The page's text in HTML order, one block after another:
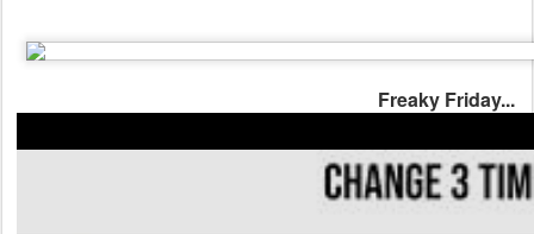
Freaky Friday...